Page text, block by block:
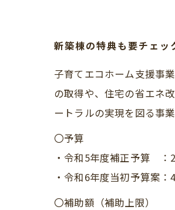
新築棟の特典も要チェッ
子育てエコホーム支援事
の取得や、住宅の省エネ
ートラルの実現を図る事業
〇予算
・令和5年度補正予算 ：
・令和6年度当初予算案：
〇補助額（補助上限）